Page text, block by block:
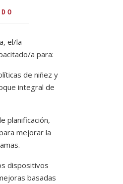
el/la
a para:
de niñez y
integral de
planificación,
mejorar la
dispositivos
basadas